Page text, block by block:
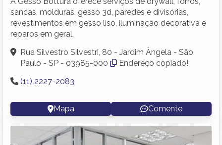
sancas, molduras, gesso 3d, paredes e divisórias,
revestimentos em gesso liso, iluminação decorativa e
reparos em geral.
Rua Silvestro Silvestri, 80 - Jardim Ângela - São
Paulo - SP - 03985-000
Endereço copiado!
(11) 2227-2083
Mapa Comente